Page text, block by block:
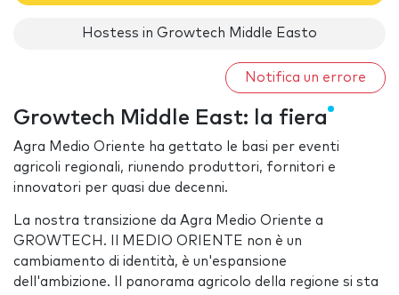
Hostess in Growtech Middle Easto
Notifica un errore
Growtech Middle East: la fiera
Agra Medio Oriente ha gettato le basi per eventi
agricoli regionali, riunendo produttori, fornitori e
innovatori per quasi due decenni.
La nostra transizione da Agra Medio Oriente a
GROWTECH. Il MEDIO ORIENTE non è un
cambiamento di identità, è un'espansione
dell'ambizione. Il panorama agricolo della regione si sta